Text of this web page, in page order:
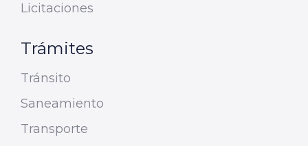
Licitaciones
Trámites
Tránsito
Saneamiento
Transporte